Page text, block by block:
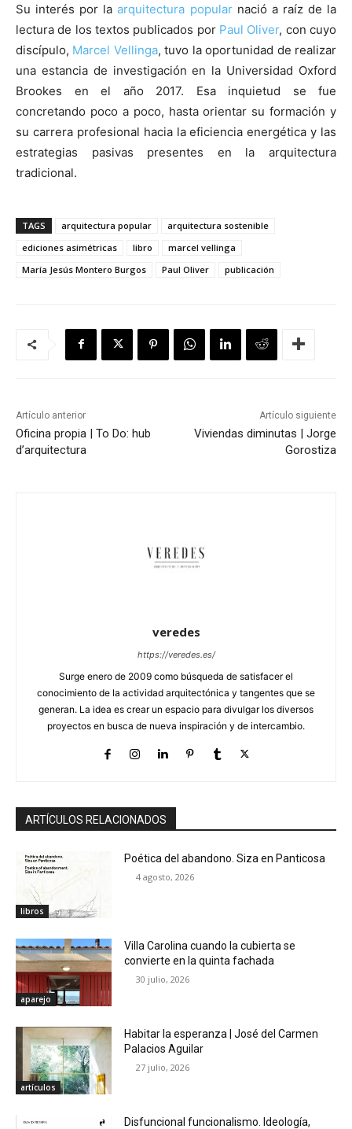
Su interés por laarquitectura popularnació a raíz de la
lectura de los textos publicados por Paul Oliver, con cuyo
discípulo, Marcel Vellinga, tuvo la oportunidad de realizar
una estancia de investigación en la Universidad Oxford
Brookes en el año 2017. Esa inquietud se fue
concretando poco a poco, hasta orientar su formación y
su carrera profesional hacia la eficiencia energética y las
estrategias pasivas presentes en la arquitectura
tradicional.
TAGS arquitectura popular
arquitectura sostenible
ediciones asimétricas
libro
marcel vellinga
María Jesús Montero Burgos
Paul Oliver publicación
Artículo anterior
Oficina propia | To Do: hub
d’arquitectura
Artículo siguiente
Viviendas diminutas | Jorge
Gorostiza
veredes
https://veredes.es/
Surge enero de 2009 como búsqueda de satisfacer el
conocimiento de la actividad arquitectónica y tangentes que se
generan. La idea es crear un espacio para divulgar los diversos
proyectos en busca de nueva inspiración y de intercambio.
ARTÍCULOS RELACIONADOS
libros
Poética del abandono. Siza en Panticosa
4 agosto, 2026
aparejo
Villa Carolina cuando la cubierta se
convierte en la quinta fachada
30 julio, 2026
artículos
Habitar la esperanza | José del Carmen
Palacios Aguilar
27 julio, 2026
Disfuncional funcionalismo. Ideología,